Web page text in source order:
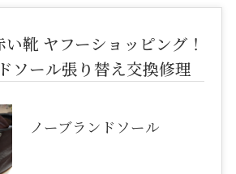
靴 ヤフーショッピング！
ソール張り替え交換修理
ノーブランドソール